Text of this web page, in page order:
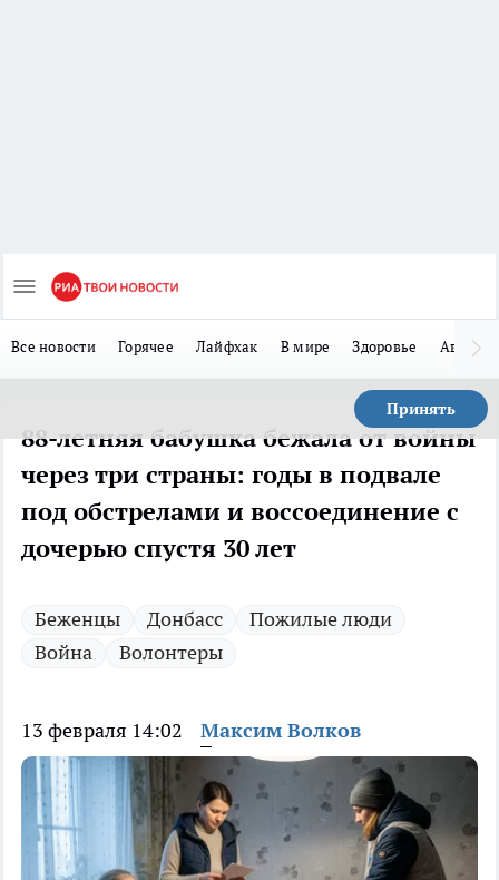
Все новости Горячее Лайфхак В мире Здоровье Авто
Принять
88-летняя бабушка бежала от войны
через три страны: годы в подвале
под обстрелами и воссоединение с
дочерью спустя 30 лет
Беженцы Донбасс
Пожилые люди
Война
Волонтеры
13 февраля 14:02 Максим Волков